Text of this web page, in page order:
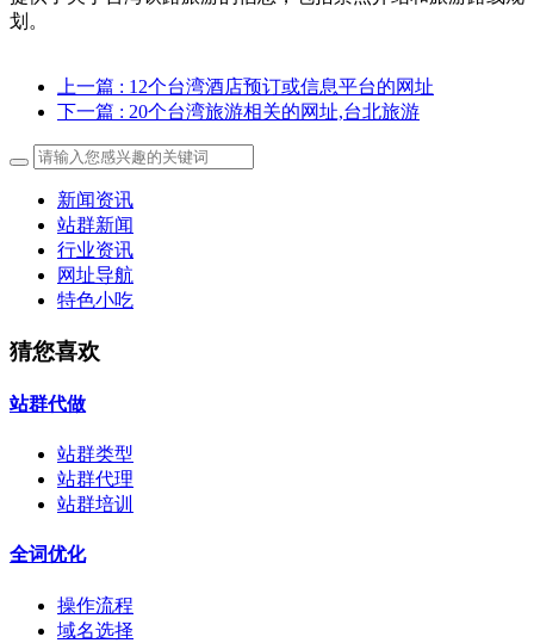
划。
上一篇 : 12个台湾酒店预订或信息平台的网址
下一篇 : 20个台湾旅游相关的网址,台北旅游
新闻资讯
站群新闻
行业资讯
网址导航
特色小吃
猜您喜欢
站群代做
站群类型
站群代理
站群培训
全词优化
操作流程
域名选择